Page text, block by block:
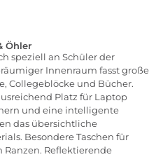
Öhler
speziell an Schüler der
Innenraum fasst große
Collegeblöcke und Bücher.
Platz für Laptop
und eine intelligente
das übersichtliche
Besondere Taschen für
Ranzen. Reflektierende